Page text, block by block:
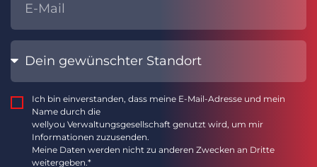
Ich bin einverstanden, dass meine E-Mail-Adresse und mein
Name durch die
wellyou Verwaltungsgesellschaft genutzt wird, um mir
Informationen zuzusenden.
Meine Daten werden nicht zu anderen Zwecken an Dritte
weitergeben.*